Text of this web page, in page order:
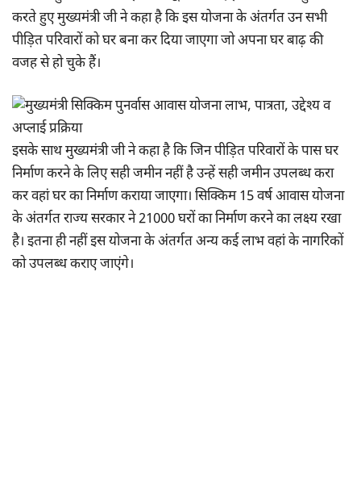
करते हुए मुख्यमंत्री जी ने कहा है कि इस योजना के अंतर्गत उन सभी
पीड़ित परिवारों को घर बना कर दिया जाएगा जो अपना घर बाढ़ की
वजह से हो चुके हैं।
इसके साथ मुख्यमंत्री जी ने कहा है कि जिन पीड़ित परिवारों के पास घर
निर्माण करने के लिए सही जमीन नहीं है उन्हें सही जमीन उपलब्ध करा
कर वहां घर का निर्माण कराया जाएगा। सिक्किम 15 वर्ष आवास योजना
के अंतर्गत राज्य सरकार ने 21000 घरों का निर्माण करने का लक्ष्य रखा
है। इतना ही नहीं इस योजना के अंतर्गत अन्य कई लाभ वहां के नागरिकों
को उपलब्ध कराए जाएंगे।